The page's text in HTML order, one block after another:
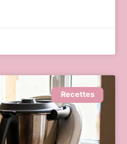
Recettes